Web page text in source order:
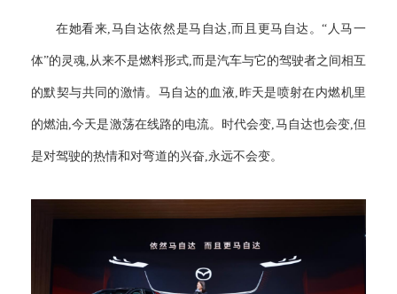
在她看来,马自达依然是马自达,而且更马自达。“人马一
体”的灵魂,从来不是燃料形式,而是汽车与它的驾驶者之间相互
的默契与共同的激情。马自达的血液,昨天是喷射在内燃机里
的燃油,今天是激荡在线路的电流。时代会变,马自达也会变,但
是对驾驶的热情和对弯道的兴奋,永远不会变。